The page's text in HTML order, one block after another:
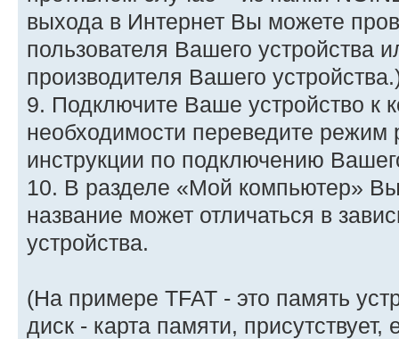
выхода в Интернет Вы можете
пользователя Вашего устройства
производителя Вашего
9. Подключите Ваше устройство к
необходимости переведите режим
инструкции по подключению
10. В разделе «Мой компьютер»
название может отличаться в
устройства.
(На примере TFAT - это память
диск - карта памяти, присутствует,